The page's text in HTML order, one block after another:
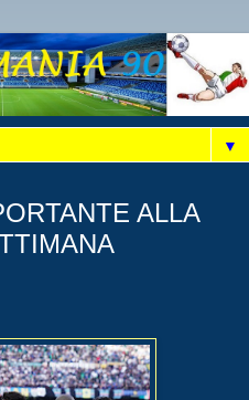
▼
ALLA